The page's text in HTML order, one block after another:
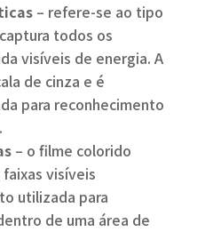
– refere-se ao tipo
todos os
visíveis de energia. A
de cinza e é
para reconhecimento
– o filme colorido
visíveis
utilizada para
de uma área de